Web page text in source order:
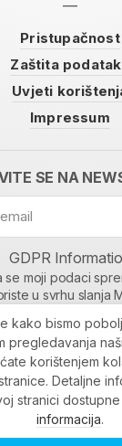
Pristupačnost
Zaštita
Uvjeti
Impressum
SE NA
GDPR
se moji podaci
u svrhu slanja
PRIJAVI SE
kako bismo
pregledavanja
korištenjem
Detaljne
stranici dostupne
informacija.